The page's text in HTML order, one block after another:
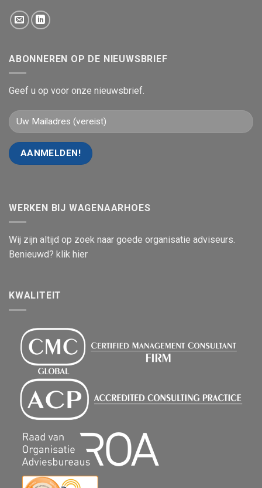
ABONNEREN OP DE NIEUWSBRIEF
Geef u op voor onze nieuwsbrief.
WERKEN BIJ WAGENAARHOES
Wij zijn altijd op zoek naar goede organisatie adviseurs.
Benieuwd? klik hier
KWALITEIT